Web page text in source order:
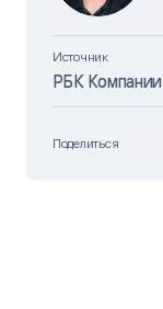
Источник
РБК Компании
Поделиться